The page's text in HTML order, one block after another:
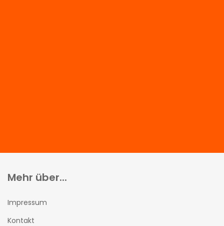
Mehr über...
Impressum
Kontakt